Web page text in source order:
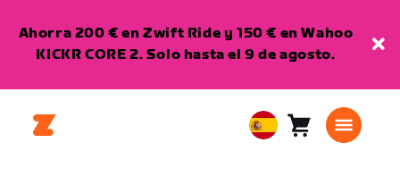
Ahorra 200 € en Zwift Ride y 150 € en Wahoo
KICKR CORE 2. Solo hasta el 9 de agosto.
EuropeanCarro0